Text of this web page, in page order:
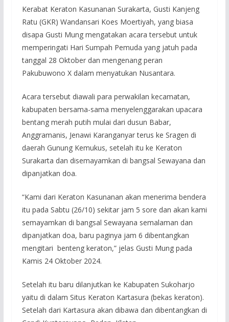
Kerabat Keraton Kasunanan Surakarta, Gusti Kanjeng
Ratu (GKR) Wandansari Koes Moertiyah, yang biasa
disapa Gusti Mung mengatakan acara tersebut untuk
memperingati Hari Sumpah Pemuda yang jatuh pada
tanggal 28 Oktober dan mengenang peran
Pakubuwono X dalam menyatukan Nusantara.
Acara tersebut diawali para perwakilan kecamatan,
kabupaten bersama-sama menyelenggarakan upacara
bentang merah putih mulai dari dusun Babar,
Anggramanis, Jenawi Karanganyar terus ke Sragen di
daerah Gunung Kemukus, setelah itu ke Keraton
Surakarta dan disemayamkan di bangsal Sewayana dan
dipanjatkan doa.
“Kami dari Keraton Kasunanan akan menerima bendera
itu pada Sabtu (26/10) sekitar jam 5 sore dan akan kami
semayamkan di bangsal Sewayana semalaman dan
dipanjatkan doa, baru paginya jam 6 dibentangkan
mengitari benteng keraton,” jelas Gusti Mung pada
Kamis 24 Oktober 2024.
Setelah itu baru dilanjutkan ke Kabupaten Sukoharjo
yaitu di dalam Situs Keraton Kartasura (bekas keraton).
Setelah dari Kartasura akan dibawa dan dibentangkan di